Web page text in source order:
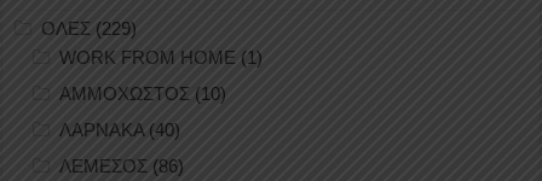
ΟΛΕΣ (229)
WORK FROM HOME (1)
ΑΜΜΟΧΩΣΤΟΣ (10)
ΛΑΡΝΑΚΑ(40)
ΛΕΜΕΣΟΣ (86)